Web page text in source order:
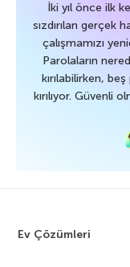
İki yıl önce ilk
sızdırılan gerçek
çalışmamızı
Parolaların
kırılabilirken,
kırılıyor. Güvenli
Ev Çözümleri